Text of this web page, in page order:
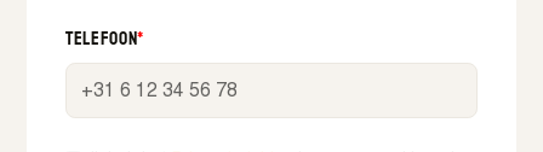
Telefoon*